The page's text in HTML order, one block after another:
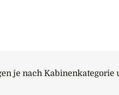
je nach